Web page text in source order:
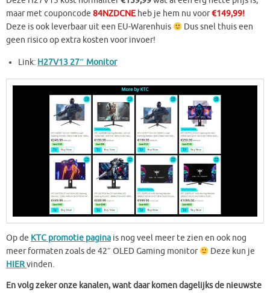
maar met couponcode 84NZDCNE heb je hem nu voor€149,99!
Deze is ook leverbaar uit een EU-Warenhuis
Dus snel thuis een
geen risico op extra kosten voor invoer!
Link: H27V13 27″ Monitor
Op de KTC promotie pagina is nog veel meer te zien en ook nog
meer formaten zoals de 42″ OLED Gaming monitor
Deze kun je
HIERvinden.
En volg zeker onze kanalen, want daar komen dagelijks de nieuwste